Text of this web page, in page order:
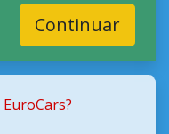
Continuar
EuroCars?